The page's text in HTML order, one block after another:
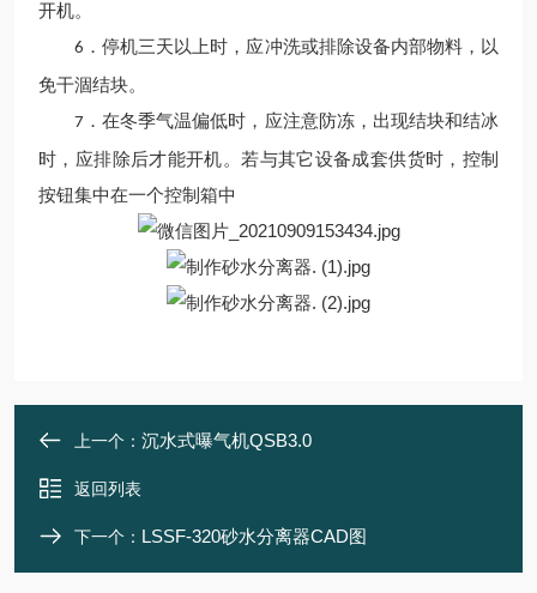
开机。
6 ．停机三天以上时，应冲洗或排除设备内部物料，以
免干涸结块。
7 ．在冬季气温偏低时，应注意防冻，出现结块和结冰
时，应排除后才能开机。若与其它设备成套供货时，控制
按钮集中在一个控制箱中
上一个： 沉水式曝气机QSB3.0
返回列表
下一个： LSSF-320砂水分离器CAD图